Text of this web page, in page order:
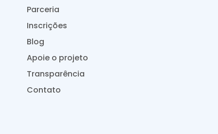
Parceria
Inscrições
Blog
Apoie o projeto
Transparência
Contato